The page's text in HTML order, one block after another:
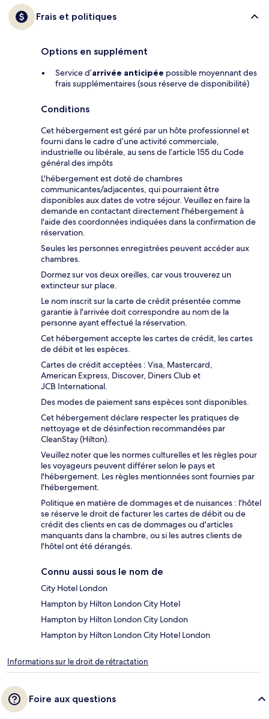
Frais et politiques
Options en supplément
Service d’arrivée anticipée possible moyennant des
frais supplémentaires (sous réserve de disponibilité)
Conditions
Cet hébergement est géré par un hôte professionnel et
fourni dans le cadre d’une activité commerciale,
industrielle ou libérale, au sens de l’article 155 du Code
général des impôts
L'hébergement est doté de chambres
communicantes/adjacentes, qui pourraient être
disponibles aux dates de votre séjour. Veuillez en faire la
demande en contactant directement l'hébergement à
l'aide des coordonnées indiquées dans la confirmation de
réservation.
Seules les personnes enregistrées peuvent accéder aux
chambres.
Dormez sur vos deux oreilles, car vous trouverez un
extincteur sur place.
Le nom inscrit sur la carte de crédit présentée comme
garantie à l'arrivée doit correspondre au nom de la
personne ayant effectué la réservation.
Cet hébergement accepte les cartes de crédit, les cartes
de débit et les espèces.
Cartes de crédit acceptées : Visa, Mastercard,
American Express, Discover, Diners Club et
JCB International.
Des modes de paiement sans espèces sont disponibles.
Cet hébergement déclare respecter les pratiques de
nettoyage et de désinfection recommandées par
CleanStay (Hilton).
Veuillez noter que les normes culturelles et les règles pour
les voyageurs peuvent différer selon le pays et
l'hébergement. Les règles mentionnées sont fournies par
l'hébergement.
Politique en matière de dommages et de nuisances : l'hôtel
se réserve le droit de facturer les cartes de débit ou de
crédit des clients en cas de dommages ou d'articles
manquants dans la chambre, ou si les autres clients de
l'hôtel ont été dérangés.
Connu aussi sous le nom de
City Hotel London
Hampton by Hilton London City Hotel
Hampton by Hilton London City London
Hampton by Hilton London City Hotel London
Informations sur le droit de rétractation
Foire aux questions